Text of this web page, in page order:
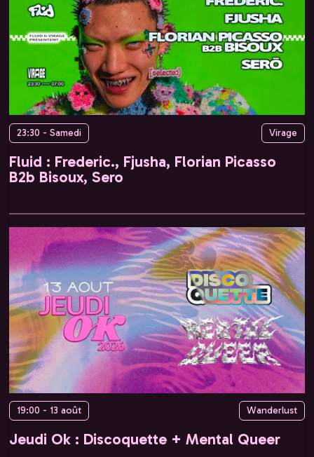
23:30 - Samedi Virage
Fluid : Frederic., Fjusha, Florian Picasso
B2b Bisoux, Sero
19:00 - 13 août Wanderlust
Jeudi Ok : Discoquette + Mental Queer